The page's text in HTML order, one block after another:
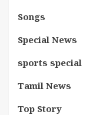
Songs
Special News
sports special
Tamil News
Top Story